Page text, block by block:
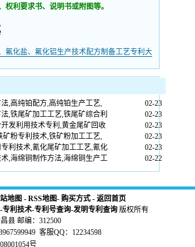
利要求书、说明书或附图等。
氟化盐、氟化铝生产技术配方制备工艺专利大
,高纯铂配方,高纯铂生产工艺,
02-23
,铁尾矿加工工艺,铁尾矿综合利
02-23
发利用技术专利,黄金尾矿回收
02-23
矿粉专利技术,铁矿粉加工工艺,
02-23
利技术,氰化尾矿加工工艺,氰化
02-23
,海绵铜制作方法,海绵铜生产工 02-22
地图 - RSS地图- 购买方式- 返回首页
-专利技术-专利号查询-发明专利查询 版权所有
县 邮编：312500
客服QQ：12234598
号